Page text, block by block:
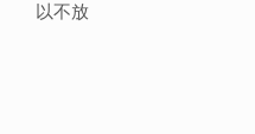
以不放